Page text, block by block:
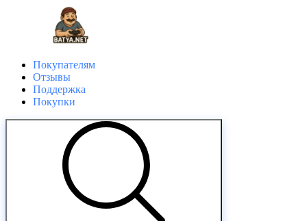
Покупателям
Отзывы
Поддержка
Покупки